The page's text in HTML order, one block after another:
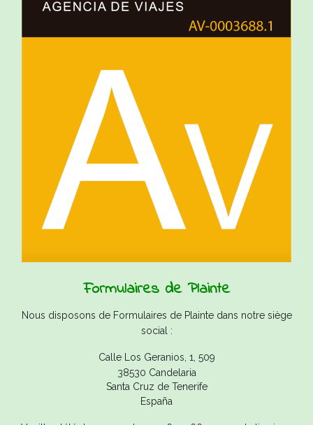
Formulaires de Plainte
Nous disposons de Formulaires de Plainte dans notre siège
social :
Calle Los Geranios, 1, 509
38530 Candelaria
Santa Cruz de Tenerife
España